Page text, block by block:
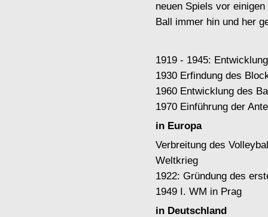
neuen Spiels vor
Ball immer hin und her
1919 - 1945:
1930 Erfindung des
1960 Entwicklung des
1970 Einführung der
in Europa
Verbreitung des
Weltkrieg
1922: Gründung des
1949 I. WM in Prag
in Deutschland